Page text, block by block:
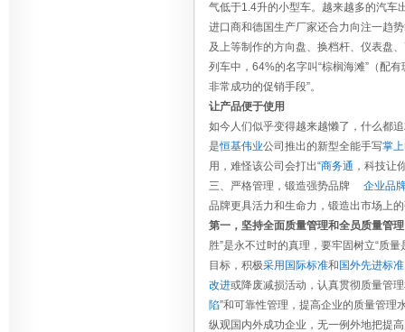
气低于1.4升的小型车。越来越多的汽车
进口商和德国生产厂家还合力向注一趋
及上等制作的方向盘、换档杆、仪表盘
列车中，64%的名字叫“棕榈海滩”（配
非常成功的促销手段”。
让产品便于使用
如今人们似乎变得越来越懒了，什么都
是恒基伟业公司推出的新型全能手写掌
用，难怪该公司会打出“商务通 ，科技让
三、严格管理，锻造强势品牌 企业品
品牌更具活力和生命力，锻造出市场上
第一，坚持全面质量管理和全员质量管
胜”是永不过时的真理，要牢固树立“质
目标，积极采用国际标准和 国外先进标准
改进或降废减损活动，认真贯彻质量管
陷”和可靠性管理，提高企业的质量管理
纵观国内外成功企业，无一例外地把提